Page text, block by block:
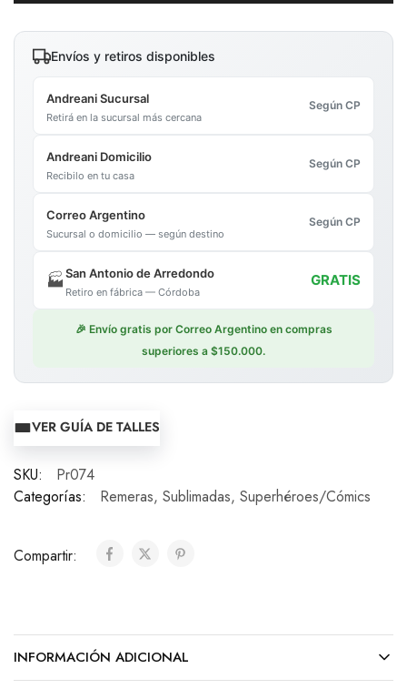
Envíos y retiros disponibles
Andreani Sucursal
Retirá en la sucursal más cercana
Según CP
Andreani Domicilio
Recibilo en tu casa
Según CP
Correo Argentino
Sucursal o domicilio — según destino
Según CP
🏭San Antonio de Arredondo
Retiro en fábrica — Córdoba
GRATIS
🎉 Envío gratis por Correo Argentino en compras
superiores a $150.000.
VER GUÍA DE TALLES
SKU:
Pr074
Categorías:
Remeras, Sublimadas, Superhéroes/Cómics
Compartir:
INFORMACIÓN ADICIONAL